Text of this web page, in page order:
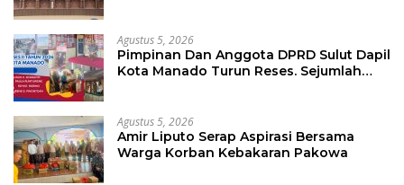
Agustus 5, 2026
Pimpinan Dan Anggota DPRD Sulut Dapil
Kota Manado Turun Reses. Sejumlah
Agustus 5, 2026
Amir Liputo Serap Aspirasi Bersama
Warga Korban Kebakaran Pakowa